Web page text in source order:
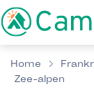
Home
Zee-alpen